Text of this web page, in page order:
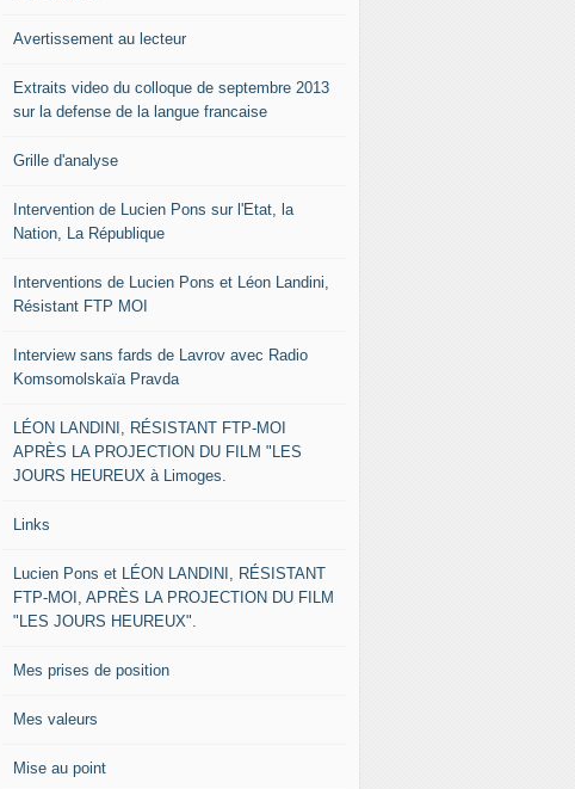
Avertissement au lecteur
Extraits video du colloque de septembre 2013
sur la defense de la langue francaise
Grille d'analyse
Intervention de Lucien Pons sur l'Etat, la
Nation, La République
Interventions de Lucien Pons et Léon Landini,
Résistant FTP MOI
Interview sans fards de Lavrov avec Radio
Komsomolskaïa Pravda
LÉON LANDINI, RÉSISTANT FTP-MOI
APRÈS LA PROJECTION DU FILM "LES
JOURS HEUREUX à Limoges.
Links
Lucien Pons et LÉON LANDINI, RÉSISTANT
FTP-MOI, APRÈS LA PROJECTION DU FILM
"LES JOURS HEUREUX".
Mes prises de position
Mes valeurs
Mise au point